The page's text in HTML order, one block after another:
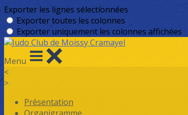
Exporter les lignes sélectionnées
Exporter toutes les colonnes
Exporter uniquement les colonnes affichées
Menu
<
>
Présentation